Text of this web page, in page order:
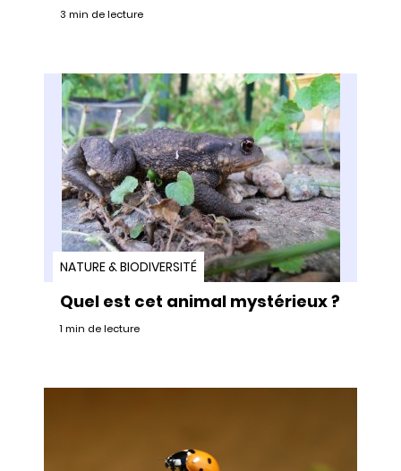
3 min de lecture
NATURE & BIODIVERSITÉ
Quel est cet animal mystérieux ?
1 min de lecture